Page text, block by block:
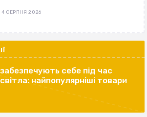
4 СЕРПНЯ 2026
себе під час
найпопулярніші товари